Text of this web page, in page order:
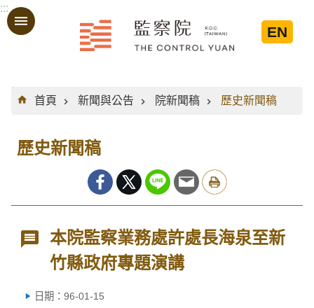
跳到主要內容區塊
:::
EN
:::
首頁
新聞與公告 院新聞稿 歷史新聞稿
歷史新聞稿
本院監察業務處許處長海泉至新
竹縣政府專題演講
日期：96-01-15